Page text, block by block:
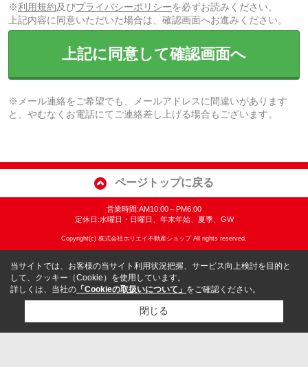
※利用規約及びプライバシーポリシーを必ずお読みください。
上記内容に同意いただいた場合は、確認画面へお進みください。
上記に同意して確認画面へ
※メール連絡をご希望でも、メールアドレスに間違いがあります
と、やむなくお電話にてご連絡差し上げる場合もございます。
ページトップに戻る
営業時間:AM10:00～PM6:00
定休日:水曜日・日曜日、年末年始、夏季、GW
Copyright(c) 株式会社ホリエイ不動産ショップ All rights reserved.
当サイトでは、お客様の当サイト利用状況把握、サービス向上検討を目的と
して、クッキー（Cookie）を使用しています。
詳しくは、当社の 「Cookieの取扱いについて」 をご確認ください。
閉じる